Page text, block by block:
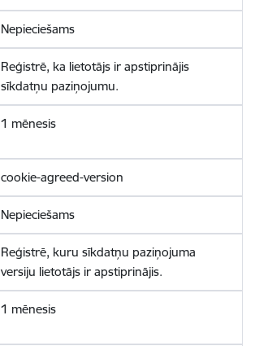
Nepieciešams
Reģistrē, ka lietotājs ir apstiprinājis
sīkdatņu paziņojumu.
1 mēnesis
cookie-agreed-version
Nepieciešams
Reģistrē, kuru sīkdatņu paziņojuma
versiju lietotājs ir apstiprinājis.
1 mēnesis